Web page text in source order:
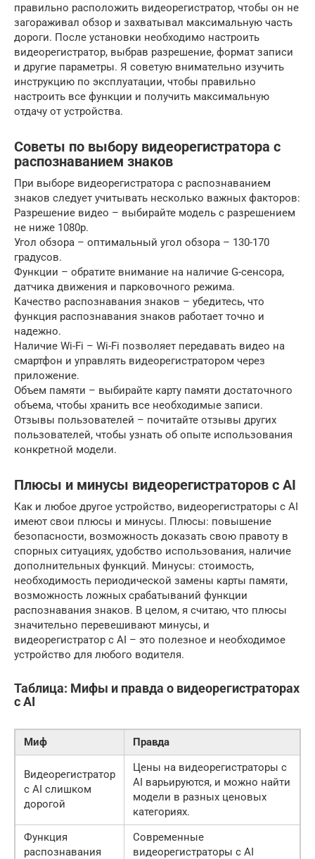
правильно расположить видеорегистратор, чтобы он не
загораживал обзор и захватывал максимальную часть
дороги. После установки необходимо настроить
видеорегистратор, выбрав разрешение, формат записи
и другие параметры. Я советую внимательно изучить
инструкцию по эксплуатации, чтобы правильно
настроить все функции и получить максимальную
отдачу от устройства.
Советы по выбору видеорегистратора с
распознаванием знаков
При выборе видеорегистратора с распознаванием
знаков следует учитывать несколько важных факторов:
Разрешение видео – выбирайте модель с разрешением
не ниже 1080p.
Угол обзора – оптимальный угол обзора – 130-170
градусов.
Функции – обратите внимание на наличие G-сенсора,
датчика движения и парковочного режима.
Качество распознавания знаков – убедитесь, что
функция распознавания знаков работает точно и
надежно.
Наличие Wi-Fi – Wi-Fi позволяет передавать видео на
смартфон и управлять видеорегистратором через
приложение.
Объем памяти – выбирайте карту памяти достаточного
объема, чтобы хранить все необходимые записи.
Отзывы пользователей – почитайте отзывы других
пользователей, чтобы узнать об опыте использования
конкретной модели.
Плюсы и минусы видеорегистраторов с AI
Как и любое другое устройство, видеорегистраторы с AI
имеют свои плюсы и минусы. Плюсы: повышение
безопасности, возможность доказать свою правоту в
спорных ситуациях, удобство использования, наличие
дополнительных функций. Минусы: стоимость,
необходимость периодической замены карты памяти,
возможность ложных срабатываний функции
распознавания знаков. В целом, я считаю, что плюсы
значительно перевешивают минусы, и
видеорегистратор с AI – это полезное и необходимое
устройство для любого водителя.
Таблица: Мифы и правда о видеорегистраторах
с AI
Миф Правда
Видеорегистратор
с AI слишком
дорогой
Цены на видеорегистраторы с
AI варьируются, и можно найти
модели в разных ценовых
категориях.
Функция
распознавания
Современные
видеорегистраторы с AI